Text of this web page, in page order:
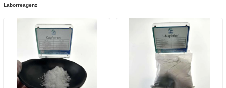
Laborreagenz